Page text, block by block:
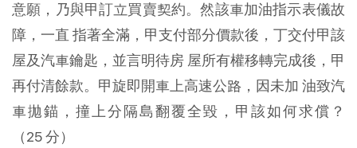
意願，乃與甲訂立買賣契約。然該車加油指示表儀故
障，一直 指著全滿，甲支付部分價款後，丁交付甲該
屋及汽車鑰匙，並言明待房 屋所有權移轉完成後，甲
再付清餘款。甲旋即開車上高速公路，因未加 油致汽
車拋錨，撞上分隔島翻覆全毀，甲該如何求償？
（25 分）